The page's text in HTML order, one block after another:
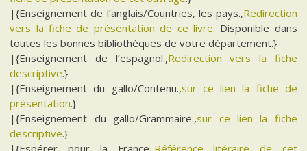
|{Enseignement de l’anglais/Countries, les pays.,Redirection
vers la fiche de présentation de ce livre. Disponible dans
toutes les bonnes bibliothèques de votre département.}
|{Enseignement de l’espagnol.,Redirection vers la fiche
descriptive.}
|{Enseignement du gallo/Contenu.,sur ce lien la fiche de
présentation.}
|{Enseignement du gallo/Grammaire.,sur ce lien la fiche
descriptive.}